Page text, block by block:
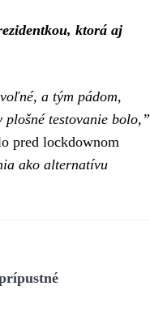
ktorá aj
a tým pádom,
testovanie bolo,”
pred lockdownom
ako alternatívu